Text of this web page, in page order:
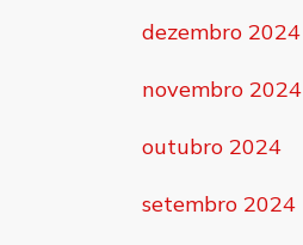
dezembro 2024
novembro 2024
outubro 2024
setembro 2024